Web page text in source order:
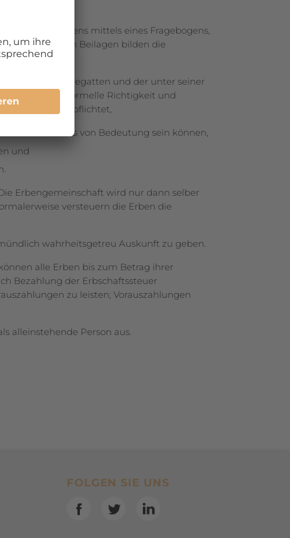
meistens mittels eines Fragebogens,
mit sämtlichen Beilagen bilden die
lebenden Ehegatten und der unter seiner
prüft die formelle Richtigkeit und
Erben sind verpflichtet,
des Erblassers von Bedeutung sein können,
und
Erbengemeinschaft wird nur dann selber
versteuern die Erben die
wahrheitsgetreu Auskunft zu geben.
alle Erben bis zum Betrag ihrer
Bezahlung der Erbschaftssteuer
zu leisten; Vor­auszahlungen
alleinstehende Person aus.
SocialBookmarks
FOLGEN SIE UNS